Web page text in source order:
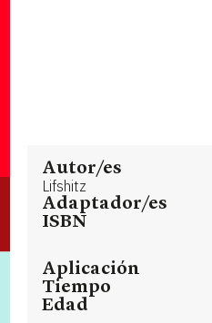
Autor/es
Lifshitz
Adaptador/es
ISBN
Aplicación
Tiempo
Edad